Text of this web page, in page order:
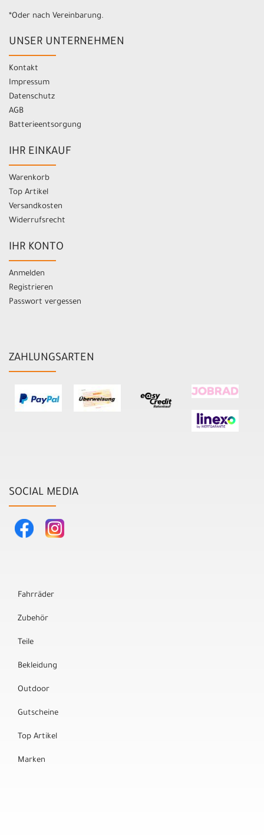
*Oder nach Vereinbarung.
UNSER UNTERNEHMEN
Kontakt
Impressum
Datenschutz
AGB
Batterieentsorgung
IHR EINKAUF
Warenkorb
Top Artikel
Versandkosten
Widerrufsrecht
IHR KONTO
Anmelden
Registrieren
Passwort vergessen
ZAHLUNGSARTEN
SOCIAL MEDIA
Fahrräder
Zubehör
Teile
Bekleidung
Outdoor
Gutscheine
Top Artikel
Marken